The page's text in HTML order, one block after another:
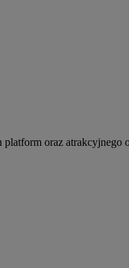
oraz atrakcyjnego